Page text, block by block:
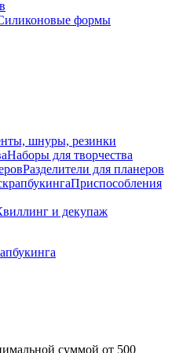
формы
шнуры, резинки
Наборы для творчества
Разделители для планеров
Приспособления
и декупаж
суммой от 500